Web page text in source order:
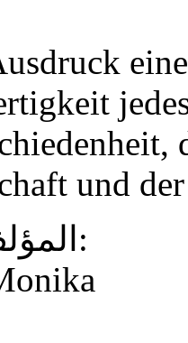
und
المؤلف / المؤلفة: